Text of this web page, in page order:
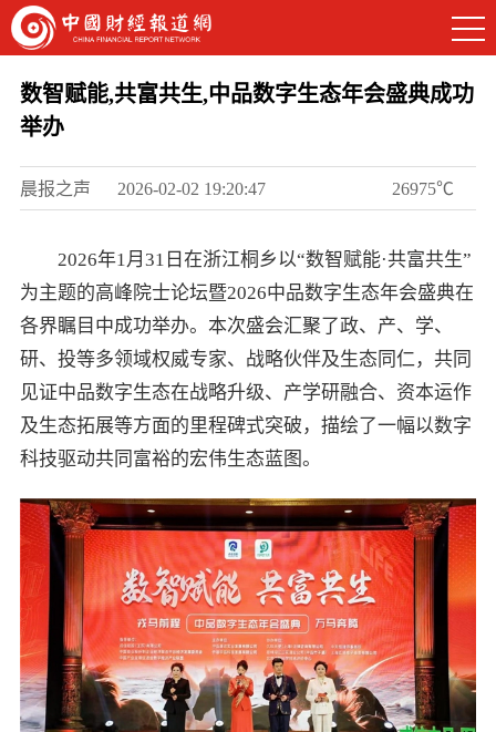
数智赋能,共富共生,中品数字生态年会盛典成功
举办
晨报之声 2026-02-02 19:20:47 26975℃
2026年1月31日在浙江桐乡以“数智赋能·共富共生”
为主题的高峰院士论坛暨2026中品数字生态年会盛典在
各界瞩目中成功举办。本次盛会汇聚了政、产、学、
研、投等多领域权威专家、战略伙伴及生态同仁，共同
见证中品数字生态在战略升级、产学研融合、资本运作
及生态拓展等方面的里程碑式突破，描绘了一幅以数字
科技驱动共同富裕的宏伟生态蓝图。